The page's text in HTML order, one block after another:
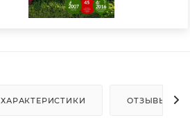
ХАРАКТЕРИСТИКИ ОТЗЫВЫ